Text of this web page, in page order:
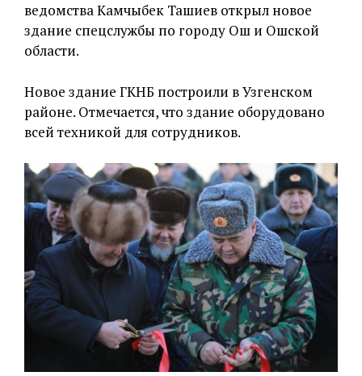
ведомства Камчыбек Ташиев открыл новое
здание спецслужбы по городу Ош и Ошской
области.
Новое здание ГКНБ построили в Узгенском
районе. Отмечается, что здание оборудовано
всей техникой для сотрудников.